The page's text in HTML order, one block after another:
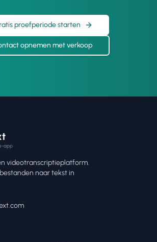
proefperiode starten
opnemen met verkoop
app
videotranscriptieplatform.
naar tekst in